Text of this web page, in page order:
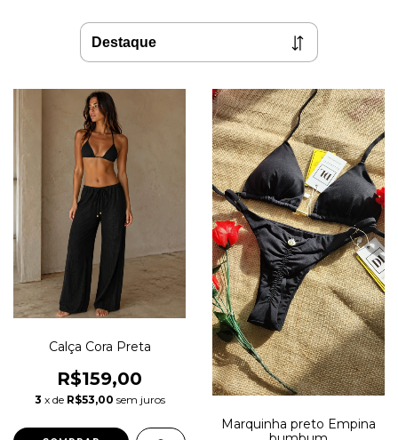
Calça Cora Preta
R$159,00
3 x de R$53,00 sem juros
Marquinha preto Empina